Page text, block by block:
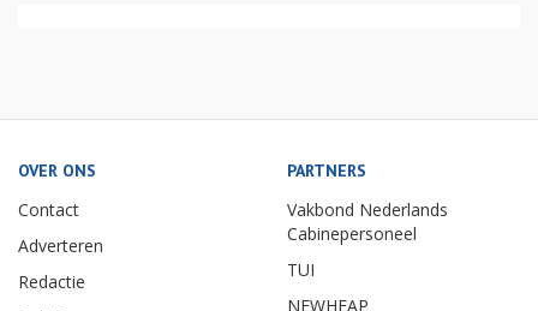
OVER ONS
Contact
Adverteren
Redactie
PARTNERS
Vakbond Nederlands
Cabinepersoneel
TUI
NEWHEAP